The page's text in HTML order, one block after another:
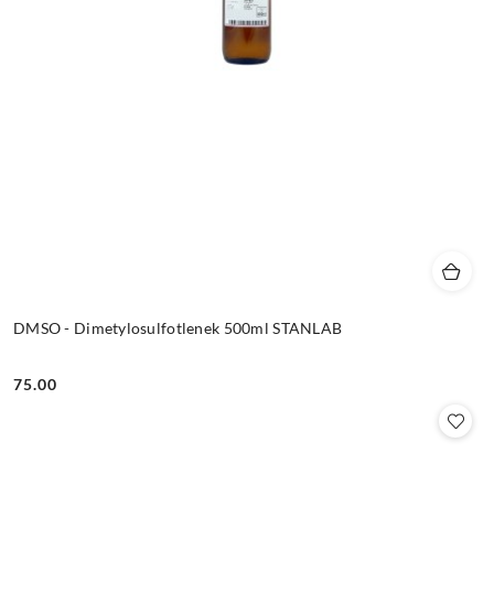
DMSO - Dimetylosulfotlenek 500ml STANLAB
Cena:
75.00